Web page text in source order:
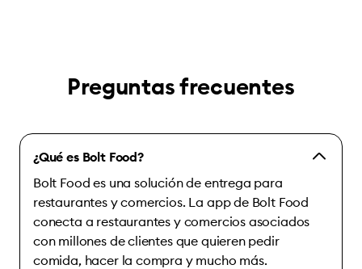
Preguntas frecuentes
¿Qué es Bolt Food?
Bolt Food es una solución de entrega para
restaurantes y comercios. La app de Bolt Food
conecta a restaurantes y comercios asociados
con millones de clientes que quieren pedir
comida, hacer la compra y mucho más.